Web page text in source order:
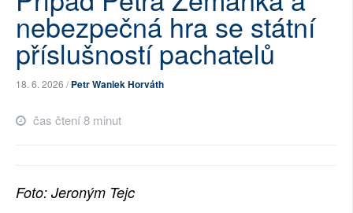
SOCIÁLNÍ SÍTĚ
RUBRIKY
PLNÁ VERZE STRÁNEK
nebezpečná hra se státní
příslušností pachatelů
18. 6. 2026 /Petr Waniek Horváth
čas čtení 8 minut
Foto: Jeroným Tejc